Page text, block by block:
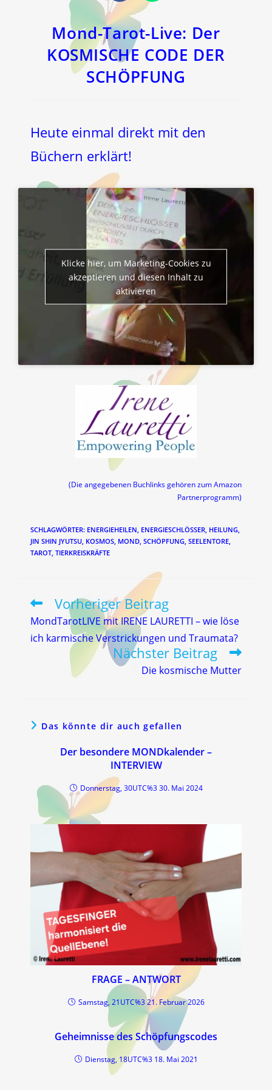
einem
neuen
Fenster Fenster
Mond-Tarot-Live: Der
KOSMISCHE CODE DER
SCHÖPFUNG
Heute einmal direkt mit den
Büchern erklärt!
Klicke hier, um Marketing-Cookies zu
akzeptieren und diesen Inhalt zu
aktivieren
(Die angegebenen Buchlinks gehören zum Amazon
Partnerprogramm)
SCHLAGWÖRTER: ENERGIEHEILEN, ENERGIESCHLÖSSER, HEILUNG,
JIN SHIN JYUTSU, KOSMOS, MOND, SCHÖPFUNG, SEELENTORE,
TAROT, TIERKREISKRÄFTE
Weitere
Artikel
ansehen
Vorheriger Beitrag
MondTarotLIVE mit IRENE LAURETTI – wie löse
ich karmische Verstrickungen und Traumata?
Nächster Beitrag
Die kosmische Mutter
Das könnte dir auch gefallen
Der besondere MONDkalender –
INTERVIEW
Donnerstag, 30UTC%3 30. Mai 2024
FRAGE – ANTWORT
Samstag, 21UTC%3 21. Februar 2026
Geheimnisse des Schöpfungscodes
Dienstag, 18UTC%3 18. Mai 2021